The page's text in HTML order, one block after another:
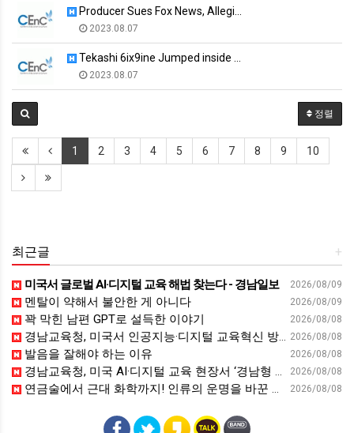
Producer Sues Fox News, Allegi…
2023.08.07
Tekashi 6ix9ine Jumped inside …
2023.08.07
정렬
1 2 3 4 5 6 7 8 9 10
+
최근글
2026/08/09
미국서 글로벌 AI·디지털 교육 해법 찾는다 - 경남일보
2026/08/09
멘탈이 약해서 불안한 게 아니다
2026/08/08
꽉 막힌 남편 GPT로 설득한 이야기
2026/08/08
경남교육청, 미국서 인공지능·디지털 교육혁신 방안 모색 - 웹이코노미
2026/08/08
발음을 잘해야 하는 이유
2026/08/08
경남교육청, 미국 AI·디지털 교육 현장서 ‘경남형 해법’ 찾는다 - 뉴스프리존
2026/08/08
연금술에서 근대 화학까지! 인류의 운명을 바꾼 위대한 발견 : 생각하는 청소년을 위한 과학 시리즈 2부(feat.박문호 박사)